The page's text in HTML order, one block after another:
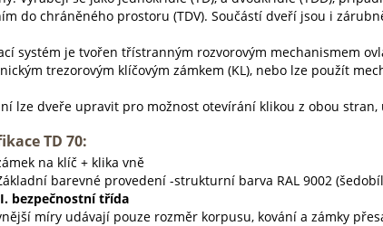
do chráněného prostoru (TDV). Součástí dveří jsou i
systém je tvořen třístranným rozvorovým mechanismem
trezorovým klíčovým zámkem (KL), nebo lze použít
lze dveře upravit pro možnost otevírání klikou z obou
TD 70:
na klíč + klika vně
barevné provedení -strukturní barva RAL 9002
bezpečnostní třída
míry udávají pouze rozměr korpusu, kování a zámky